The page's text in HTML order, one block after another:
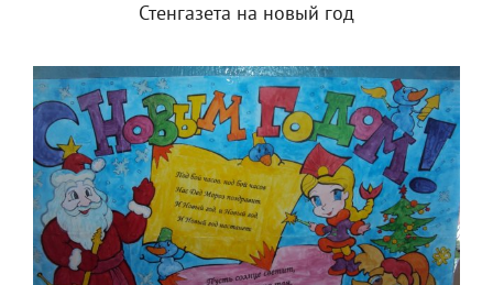
Стенгазета на новый год